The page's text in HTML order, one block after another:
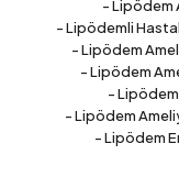
- Lipödem
- Lipödemli
- Lipödem
- Lipödem
- Lipödem
- Lipödem
- Lipödem